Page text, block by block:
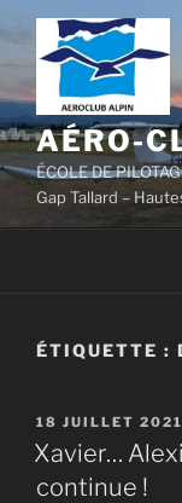
Aller
au
contenu
principal
AÉRO-
ÉCOLE DE
Gap Tallard –
ÉTIQUETTE :
PUBLIÉ
LE
18 JUILLET 2021
Xavier…
continue !